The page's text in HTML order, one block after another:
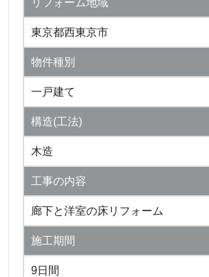
東京都西東京市
物件種別
一戸建て
構造(工法)
木造
工事の内容
廊下と洋室の床リフォーム
施工期間
9日間